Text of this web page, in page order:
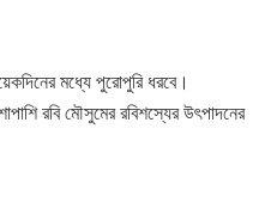
মধ্যে পুরোপুরি ধরবে।
রবি মৌসুমের রবিশস্যের উৎপাদনের